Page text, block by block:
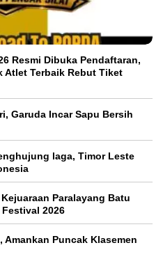
Resmi Dibuka Pendaftaran,
Atlet Terbaik Rebut Tiket
Garuda Incar Sapu Bersih
laga, Timor Leste
Paralayang Batu
2026
Amankan Puncak Klasemen